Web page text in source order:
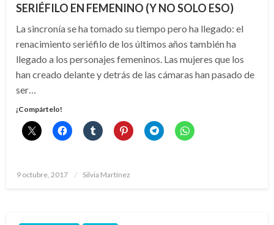
SERIÉFILO EN FEMENINO (Y NO SOLO ESO)
La sincronía se ha tomado su tiempo pero ha llegado: el
renacimiento seriéfilo de los últimos años también ha
llegado a los personajes femeninos. Las mujeres que los
han creado delante y detrás de las cámaras han pasado de
ser…
¡Compártelo!
Publicado
9 octubre, 2017 Silvia Martínez